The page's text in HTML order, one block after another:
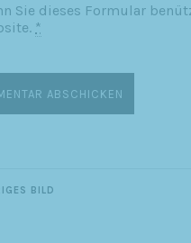
Sie dieses Formular
*
BILD